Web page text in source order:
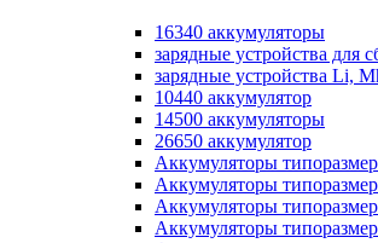
16340 аккумуляторы
зарядные устройства для
зарядные устройства Li,
10440 аккумулятор
14500 аккумуляторы
26650 аккумулятор
Аккумуляторы
Аккумуляторы
Аккумуляторы
Аккумуляторы